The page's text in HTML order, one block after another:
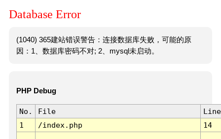
Database Error
(1040) 365建站错误警告：连接数据库失败，可能的原
因：1、数据库密码不对; 2、mysql未启动。
PHP Debug
No. File
Line
1
/index.php 14